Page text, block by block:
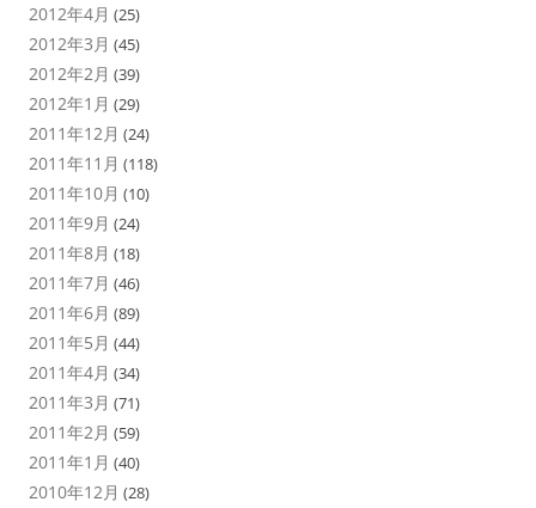
2012年4月 (25)
2012年3月 (45)
2012年2月 (39)
2012年1月 (29)
2011年12月 (24)
2011年11月 (118)
2011年10月 (10)
2011年9月 (24)
2011年8月 (18)
2011年7月 (46)
2011年6月 (89)
2011年5月 (44)
2011年4月 (34)
2011年3月 (71)
2011年2月 (59)
2011年1月 (40)
2010年12月 (28)